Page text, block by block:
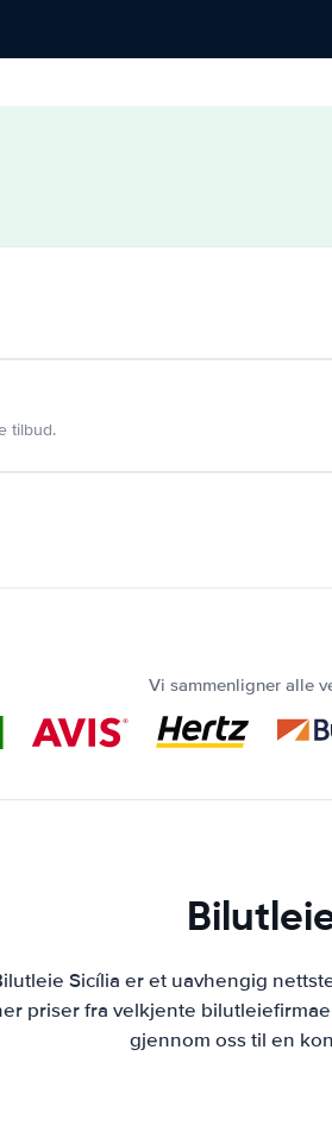
tilbud.
Vi sammenligner alle
Sicília er et uavhengig
priser fra velkjente
gjennom oss til en